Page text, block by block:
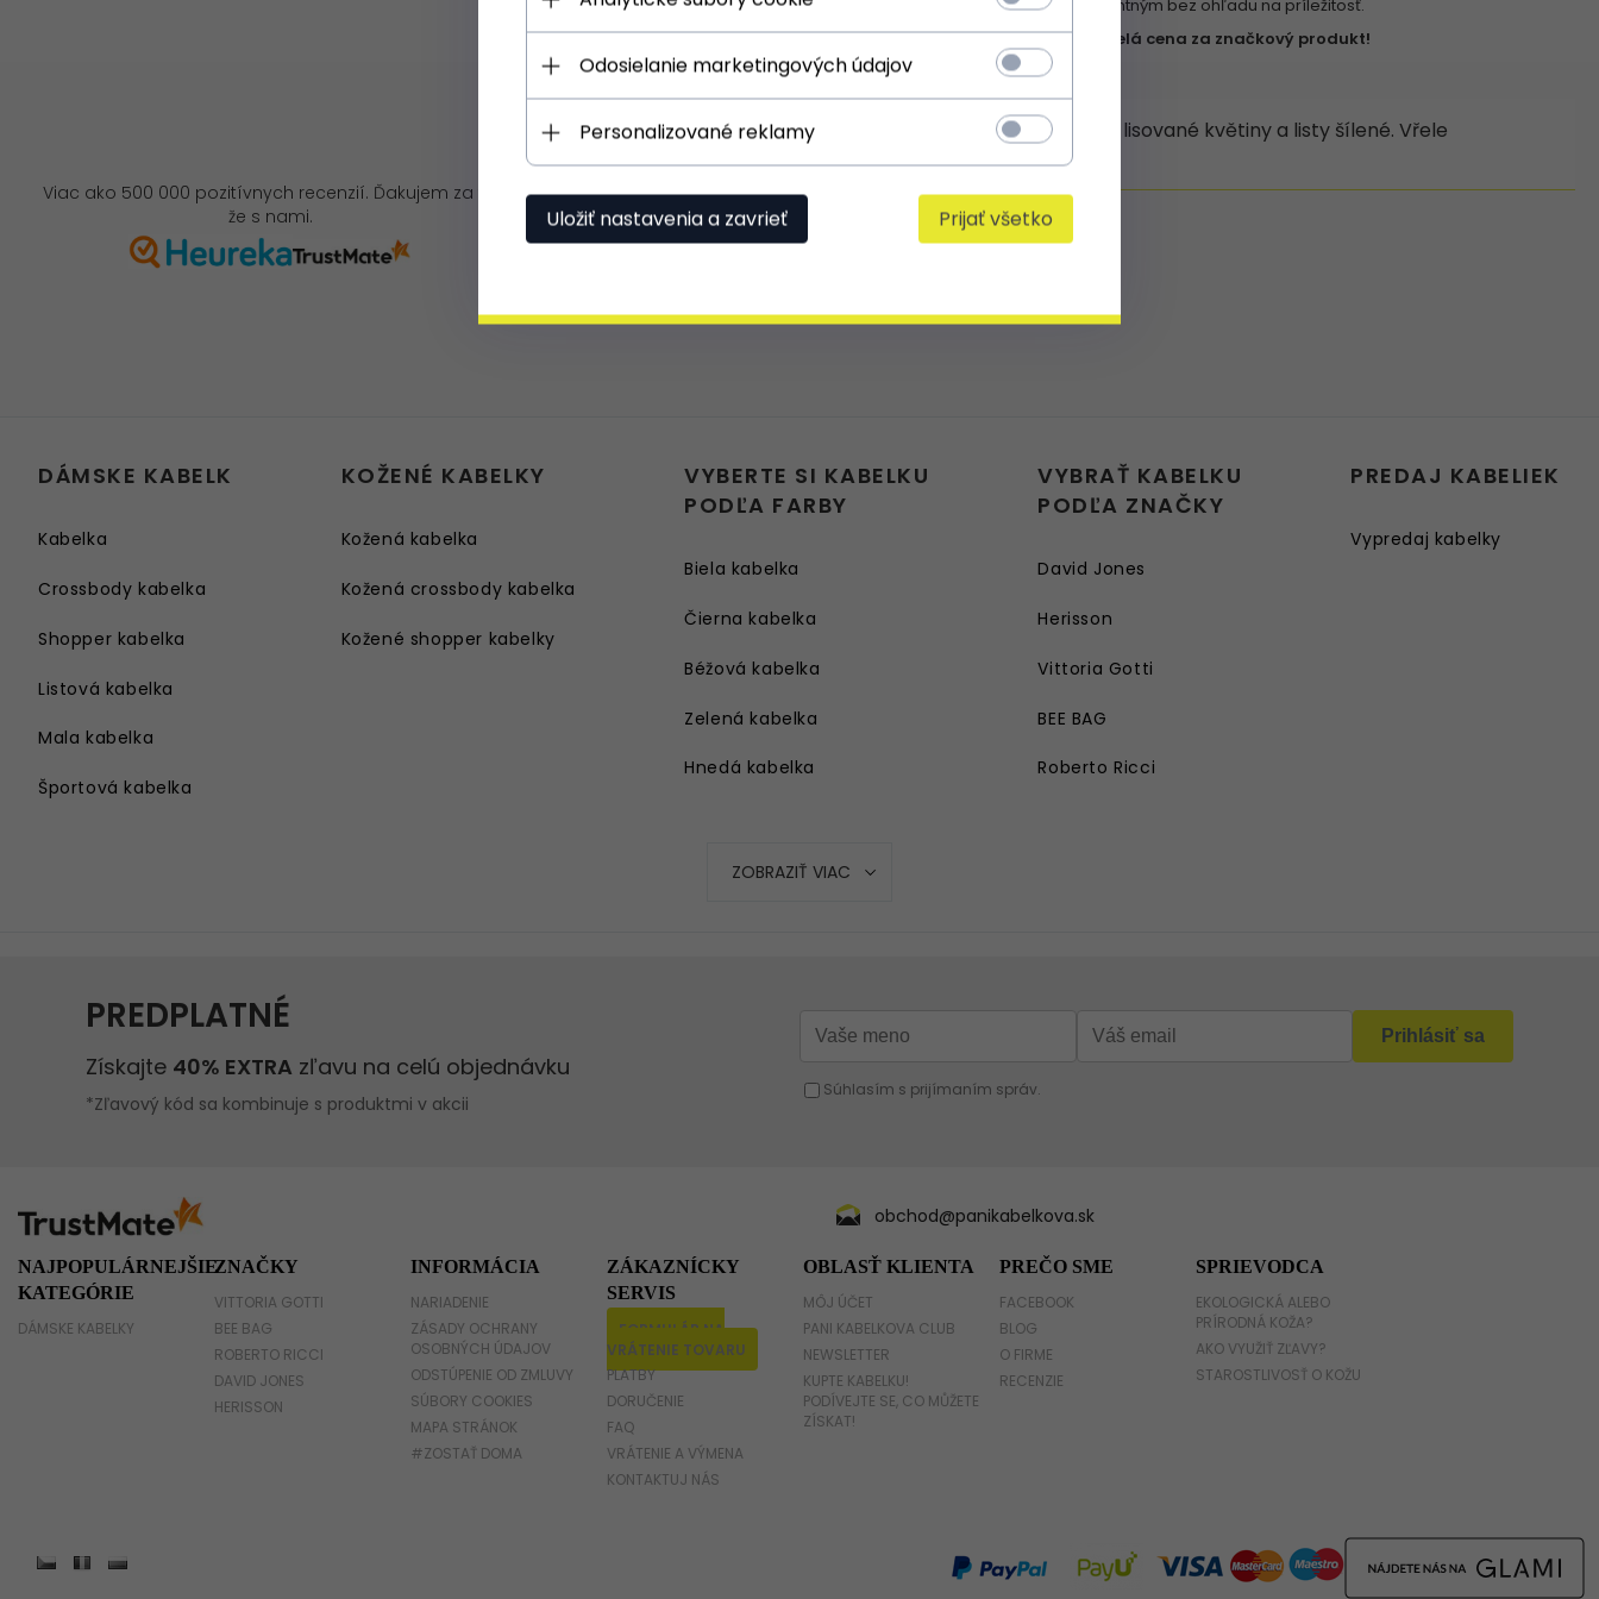
elegantným bez ohľadu na príležitosť.
✔ Skvelá cena za značkový produkt!
Viac ako 500 000 pozitívnych recenzií. Ďakujem za to,
že s nami.
Mám takovou tašku, je to skvělé, velmi pěkné lisované květiny a listy šílené. Vřele
DÁMSKE KABELK
Kabelka
Crossbody kabelka
Shopper kabelka
Listová kabelka
Mala kabelka
Športová kabelka
KOŽENÉ KABELKY
Kožená kabelka
Kožená crossbody kabelka
Kožené shopper kabelky
VYBERTE SI KABELKU
PODĽA FARBY
Biela kabelka
Čierna kabelka
Béžová kabelka
Zelená kabelka
Hnedá kabelka
Ružová kabelka
VYBRAŤ KABELKU
PODĽA ZNAČKY
David Jones
Herisson
Vittoria Gotti
BEE BAG
Roberto Ricci
PREDAJ KABELIEK
Vypredaj kabelky
ZOBRAZIŤ VIAC
obchod@panikabelkova.sk
NAJPOPULÁRNEJŠIE
KATEGÓRIE
DÁMSKE KABELKY
ZNAČKY
VITTORIA GOTTI
BEE BAG
ROBERTO RICCI
DAVID JONES
HERISSON
INFORMÁCIA
NARIADENIE
ZÁSADY OCHRANY
OSOBNÝCH ÚDAJOV
ODSTÚPENIE OD ZMLUVY
SÚBORY COOKIES
MAPA STRÁNOK
#ZOSTAŤ DOMA
ZÁKAZNÍCKY
SERVIS
FORMULÁR NA
VRÁTENIE TOVARU
PLATBY
DORUČENIE
FAQ
VRÁTENIE A VÝMENA
KONTAKTUJ NÁS
OBLASŤ KLIENTA
MÔJ ÚČET
PANI KABELKOVA CLUB
NEWSLETTER
KUPTE KABELKU!
PODÍVEJTE SE, CO MŮŽETE
ZÍSKAT!
PREČO SME
FACEBOOK
BLOG
O FIRME
RECENZIE
SPRIEVODCA
EKOLOGICKÁ ALEBO
PRÍRODNÁ KOŽA?
AKO VYUŽIŤ ZĽAVY?
STAROSTLIVOSŤ O KOŽU
Odosielanie marketingových údajov
Personalizované reklamy
Uložiť nastavenia a zavrieť Prijať všetko